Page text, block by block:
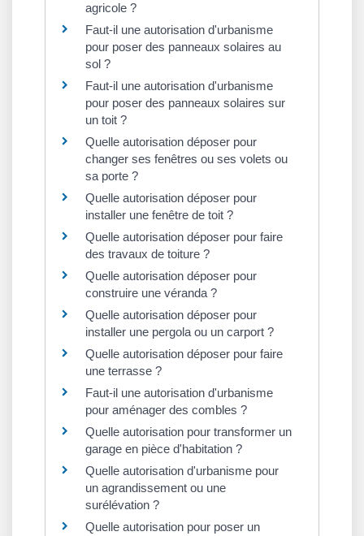
agricole ?
Faut-il une autorisation d'urbanisme
pour poser des panneaux solaires au
sol ?
Faut-il une autorisation d'urbanisme
pour poser des panneaux solaires sur
un toit ?
Quelle autorisation déposer pour
changer ses fenêtres ou ses volets ou
sa porte ?
Quelle autorisation déposer pour
installer une fenêtre de toit ?
Quelle autorisation déposer pour faire
des travaux de toiture ?
Quelle autorisation déposer pour
construire une véranda ?
Quelle autorisation déposer pour
installer une pergola ou un carport ?
Quelle autorisation déposer pour faire
une terrasse ?
Faut-il une autorisation d'urbanisme
pour aménager des combles ?
Quelle autorisation pour transformer un
garage en pièce d'habitation ?
Quelle autorisation d'urbanisme pour
un agrandissement ou une
surélévation ?
Quelle autorisation pour poser un